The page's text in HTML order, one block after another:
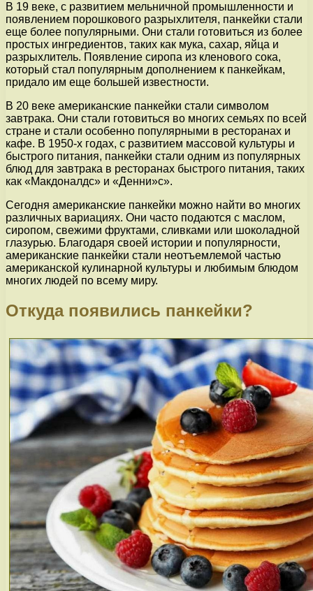
В 19 веке, с развитием мельничной промышленности и
появлением порошкового разрыхлителя, панкейки стали
еще более популярными. Они стали готовиться из более
простых ингредиентов, таких как мука, сахар, яйца и
разрыхлитель. Появление сиропа из кленового сока,
который стал популярным дополнением к панкейкам,
придало им еще большей известности.
В 20 веке американские панкейки стали символом
завтрака. Они стали готовиться во многих семьях по всей
стране и стали особенно популярными в ресторанах и
кафе. В 1950-х годах, с развитием массовой культуры и
быстрого питания, панкейки стали одним из популярных
блюд для завтрака в ресторанах быстрого питания, таких
как «Макдоналдс» и «Денни»с».
Сегодня американские панкейки можно найти во многих
различных вариациях. Они часто подаются с маслом,
сиропом, свежими фруктами, сливками или шоколадной
глазурью. Благодаря своей истории и популярности,
американские панкейки стали неотъемлемой частью
американской кулинарной культуры и любимым блюдом
многих людей по всему миру.
Откуда появились панкейки?